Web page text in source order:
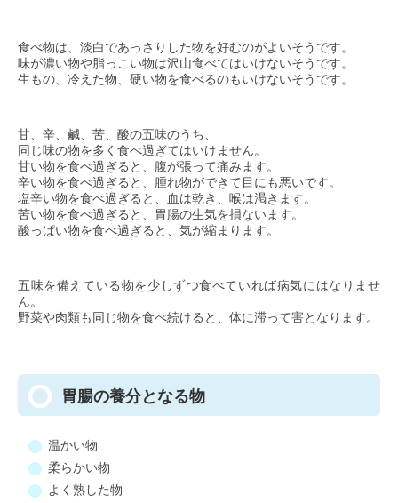
食べ物は、淡白であっさりした物を好むのがよいそうです。
味が濃い物や脂っこい物は沢山食べてはいけないそうです。
生もの、冷えた物、硬い物を食べるのもいけないそうです。
甘、辛、鹹、苦、酸の五味のうち、
同じ味の物を多く食べ過ぎてはいけません。
甘い物を食べ過ぎると、腹が張って痛みます。
辛い物を食べ過ぎると、腫れ物ができて目にも悪いです。
塩辛い物を食べ過ぎると、血は乾き、喉は渇きます。
苦い物を食べ過ぎると、胃腸の生気を損ないます。
酸っぱい物を食べ過ぎると、気が縮まります。
五味を備えている物を少しずつ食べていれば病気にはなりませ
ん。
野菜や肉類も同じ物を食べ続けると、体に滞って害となります。
胃腸の養分となる物
温かい物
柔らかい物
よく熟した物